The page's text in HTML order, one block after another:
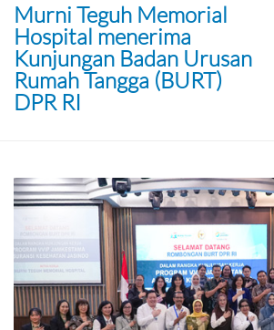
Murni Teguh Memorial
Hospital menerima
Kunjungan Badan Urusan
Rumah Tangga (BURT)
DPR RI